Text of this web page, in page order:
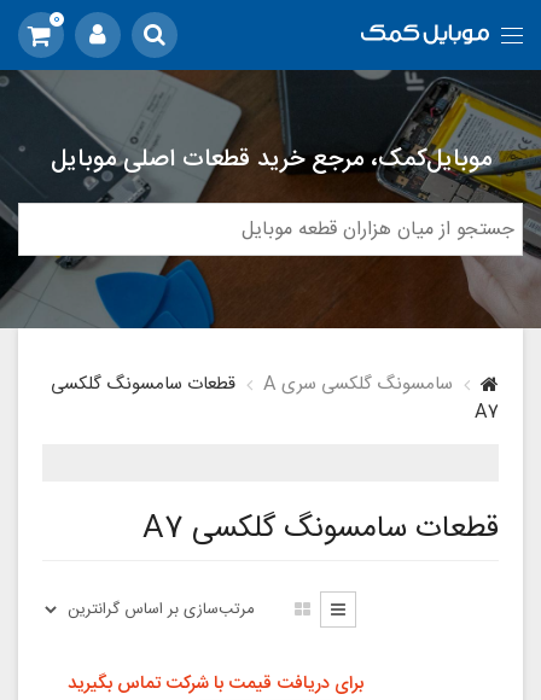
0
موبایل‌کمک، مرجع خرید قطعات اصلی موبایل
سامسونگ گلکسی سری A
قطعات سامسونگ گلکسی
A7
قطعات سامسونگ گلکسی A7
برای دریافت قیمت با شرکت تماس بگیرید